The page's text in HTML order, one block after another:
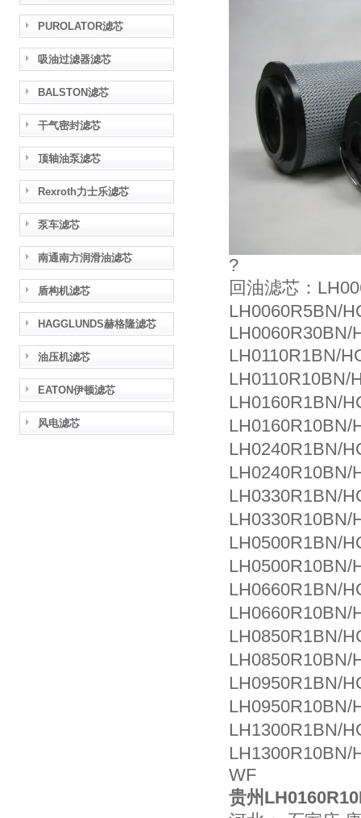
PUROLATOR滤芯
吸油过滤器滤芯
BALSTON滤芯
干气密封滤芯
顶轴油泵滤芯
Rexroth力士乐滤芯
泵车滤芯
南通南方润滑油滤芯
盾构机滤芯
HAGGLUNDS赫格隆滤芯
油压机滤芯
EATON伊顿滤芯
风电滤芯
?
回油滤芯：
LH0060R5BN/
LH0060R30BN/
LH0110R1BN/
LH0110R10BN/
LH0160R1BN/
LH0160R10BN/
LH0240R1BN/
LH0240R10BN/
LH0330R1BN/
LH0330R10BN/
LH0500R1BN/
LH0500R10BN/
LH0660R1BN/
LH0660R10BN/
LH0850R1BN/
LH0850R10BN/
LH0950R1BN/
LH0950R10BN/
LH1300R1BN/
LH1300R10BN/
WF
贵州